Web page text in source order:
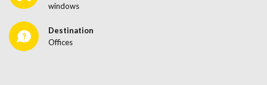
windows
Destination
Offices